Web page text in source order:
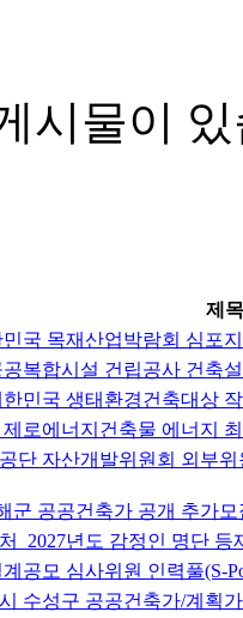
시물이
제목
민국 목재산업박람회 심포
복합시설 건립공사 건축
한민국 생태환경건축대상
제로에너지건축물 에너지
단 자산개발위원회 외부
군 공공건축가 공개 추가모
_2027년도 감정인 명단
공모 심사위원 인력풀(S-
수성구 공공건축가/계획